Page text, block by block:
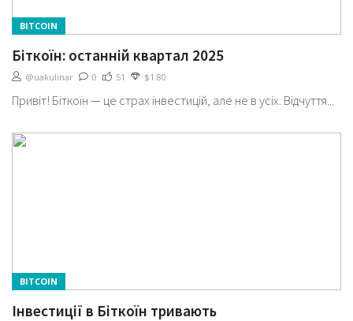
BITCOIN
Біткоїн: останній квартал 2025
@uakulinar 0 51 $1.80
Привіт! Біткоїн — це страх інвестицій, але не в усіх. Відчуття...
BITCOIN
Інвестиції в Біткоїн тривають